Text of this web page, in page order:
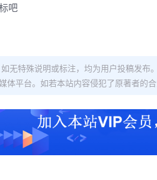
吧
无特殊说明或标注，均为用户投稿发
体平台。如若本站内容侵犯了原著者的